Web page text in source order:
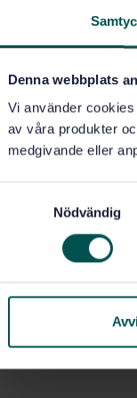
Denna webbplats
Vi använder
av våra produkter
medgivande eller
Nödvändig